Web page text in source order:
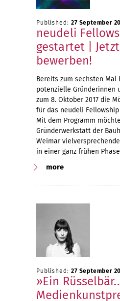
Published: 27 September
neudeli
gestartet | Jetzt
bewerben!
Bereits zum sechsten Mal
potenzielle Gründerinnen
zum 8. Oktober 2017 die
für das neudeli
Mit dem Programm
Gründerwerkstatt der
Weimar
in einer ganz frühen
more
Published: 27 September
»Ein